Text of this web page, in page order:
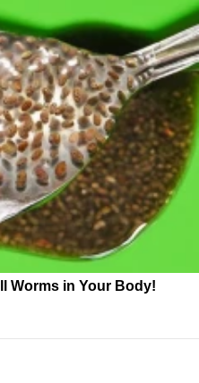
Worms in Your Body!